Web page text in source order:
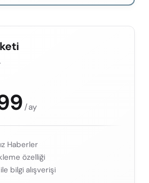
/ ay
Haberler
özelliği
bilgi alışverişi